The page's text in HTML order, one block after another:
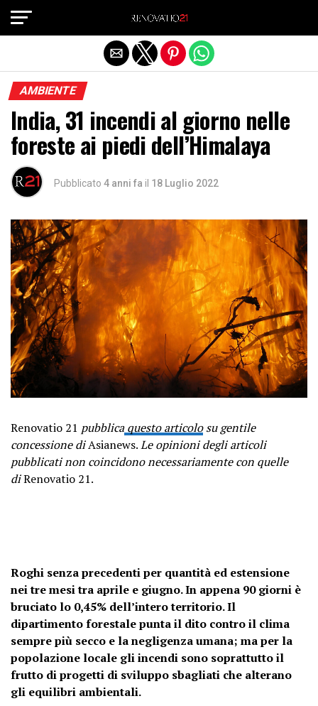
AMBIENTE
India, 31 incendi al giorno nelle
foreste ai piedi dell’Himalaya
Pubblicato 4 anni fa il 18 Luglio 2022
Renovatio 21 pubblicaquesto articolosu gentile
concessione diAsianews.Le opinioni degli articoli
pubblicati non coincidono necessariamente con quelle
diRenovatio 21.
Roghi senza precedenti per quantità ed estensione
nei tre mesi tra aprile e giugno. In appena 90 giorni è
bruciato lo 0,45% dell’intero territorio. Il
dipartimento forestale punta il dito contro il clima
sempre più secco e la negligenza umana; ma per la
popolazione locale gli incendi sono soprattutto il
frutto di progetti di sviluppo sbagliati che alterano
gli equilibri ambientali.
Exit mobile version